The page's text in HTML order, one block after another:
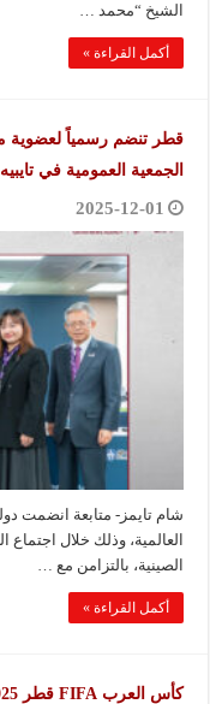
الشيخ “محمد …
أكمل القراءة »
قطر تنضم رسمياً لعضوية
الجمعية العمومية في
2025-12-01
شام تايمز- متابعة انضمت
العالمية، وذلك خلال اجتماع
الصينية، بالتزامن مع …
أكمل القراءة »